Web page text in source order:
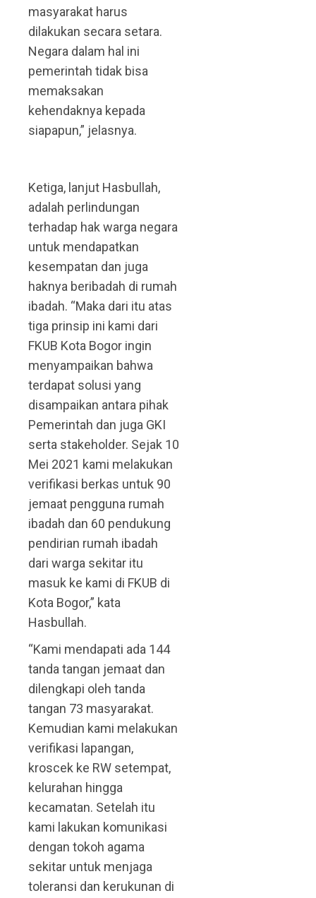
masyarakat harus
dilakukan secara setara.
Negara dalam hal ini
pemerintah tidak bisa
memaksakan
kehendaknya kepada
siapapun,” jelasnya.
Ketiga, lanjut Hasbullah,
adalah perlindungan
terhadap hak warga negara
untuk mendapatkan
kesempatan dan juga
haknya beribadah di rumah
ibadah. “Maka dari itu atas
tiga prinsip ini kami dari
FKUB Kota Bogor ingin
menyampaikan bahwa
terdapat solusi yang
disampaikan antara pihak
Pemerintah dan juga GKI
serta stakeholder. Sejak 10
Mei 2021 kami melakukan
verifikasi berkas untuk 90
jemaat pengguna rumah
ibadah dan 60 pendukung
pendirian rumah ibadah
dari warga sekitar itu
masuk ke kami di FKUB di
Kota Bogor,” kata
Hasbullah.
“Kami mendapati ada 144
tanda tangan jemaat dan
dilengkapi oleh tanda
tangan 73 masyarakat.
Kemudian kami melakukan
verifikasi lapangan,
kroscek ke RW setempat,
kelurahan hingga
kecamatan. Setelah itu
kami lakukan komunikasi
dengan tokoh agama
sekitar untuk menjaga
toleransi dan kerukunan di